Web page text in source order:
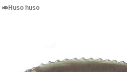
Huso huso